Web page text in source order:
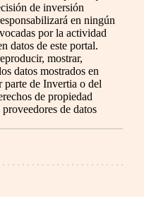
de inversión
en ningún
por la actividad
datos de este portal.
mostrar,
datos mostrados en
de Invertia o del
de propiedad
de datos